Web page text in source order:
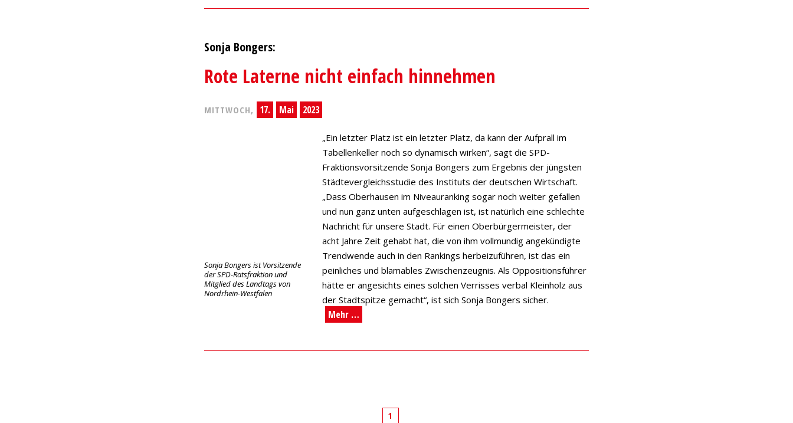
Sonja Bongers:
Rote Laterne nicht einfach hinnehmen
MITTWOCH, 17. Mai 2023
Sonja Bongers ist Vorsitzende
der SPD-Ratsfraktion und
Mitglied des Landtags von
Nordrhein-Westfalen
„Ein letzter Platz ist ein letzter Platz, da kann der Aufprall im
Tabellenkeller noch so dynamisch wirken“, sagt die SPD-
Fraktionsvorsitzende Sonja Bongers zum Ergebnis der jüngsten
Städtevergleichsstudie des Instituts der deutschen Wirtschaft.
„Dass Oberhausen im Niveauranking sogar noch weiter gefallen
und nun ganz unten aufgeschlagen ist, ist natürlich eine schlechte
Nachricht für unsere Stadt. Für einen Oberbürgermeister, der
acht Jahre Zeit gehabt hat, die von ihm vollmundig angekündigte
Trendwende auch in den Rankings herbeizuführen, ist das ein
peinliches und blamables Zwischenzeugnis. Als Oppositionsführer
hätte er angesichts eines solchen Verrisses verbal Kleinholz aus
der Stadtspitze gemacht“, ist sich Sonja Bongers sicher.
Mehr …
1